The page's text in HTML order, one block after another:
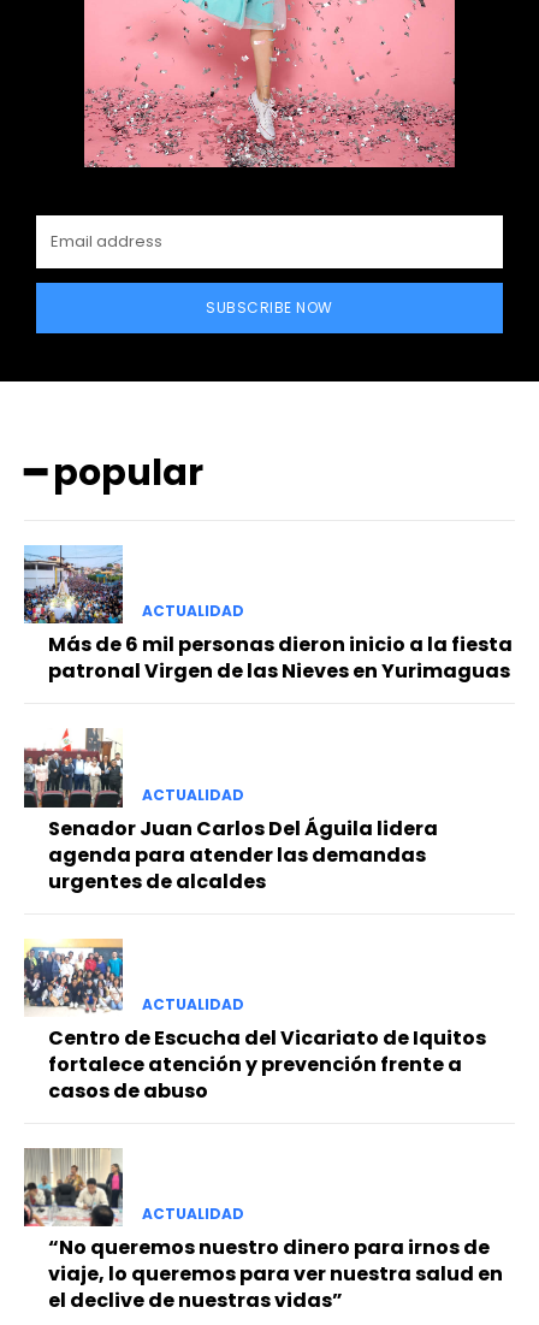
━ Planes
SUBSCRIBE NOW
━ popular
ACTUALIDAD
Más de 6 mil personas dieron inicio a la fiesta
patronal Virgen de las Nieves en Yurimaguas
ACTUALIDAD
Senador Juan Carlos Del Águila lidera
agenda para atender las demandas
urgentes de alcaldes
ACTUALIDAD
Centro de Escucha del Vicariato de Iquitos
fortalece atención y prevención frente a
casos de abuso
ACTUALIDAD
“No queremos nuestro dinero para irnos de
viaje, lo queremos para ver nuestra salud en
el declive de nuestras vidas”